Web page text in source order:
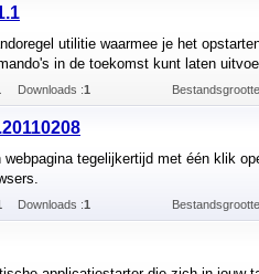
utilitie waarmee je het
in de toekomst kunt laten
Downloads :1
webpagina tegelijkertijd met één klik
Downloads :1